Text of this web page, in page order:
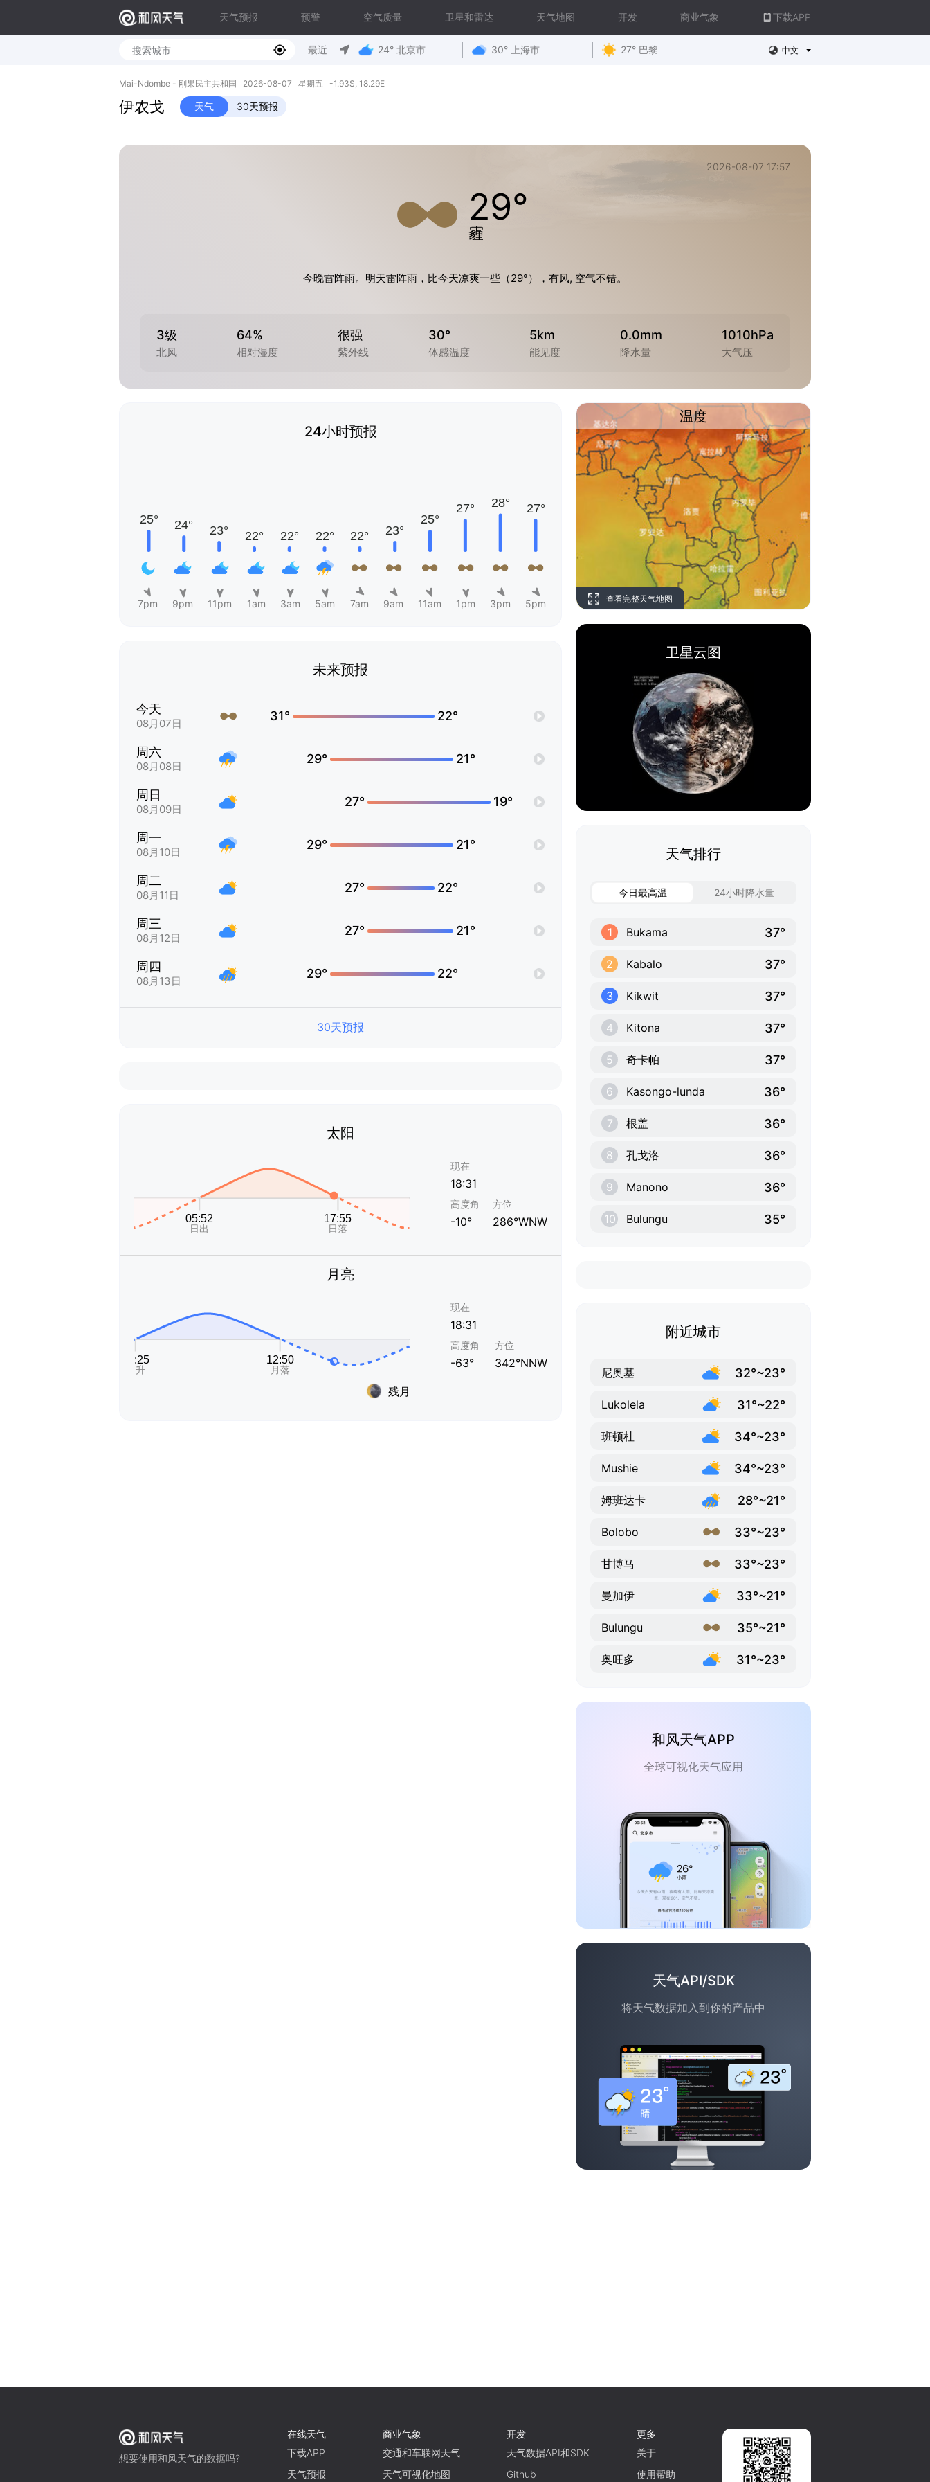
天气预报 预警 空气质量 卫星和雷达 天气地图 开发 商业气象 下载APP
最近 24° 北京市 30° 上海市 27° 巴黎 中文
Mai-Ndombe - 刚果民主共和国 2026-08-07 星期五 -1.93S, 18.29E
伊农戈 天气 30天预报
2026-08-07 17:57
29°
霾
今晚雷阵雨。明天雷阵雨，比今天凉爽一些（29°），有风, 空气不错。
3级
北风
64%
相对湿度
很强
紫外线
30°
体感温度
5km
能见度
0.0mm
降水量
1010hPa
大气压
24小时预报
7pm 9pm 11pm 1am 3am 5am 7am 9am 11am 1pm 3pm 5pm
未来预报
今天
08月07日
31° 22°
周六
08月08日
29° 21°
周日
08月09日
27° 19°
周一
08月10日
29° 21°
周二
08月11日
27° 22°
周三
08月12日
27° 21°
周四
08月13日
29° 22°
30天预报
太阳
现在
18:31
高度角
-10°
方位
286°WNW
月亮
残月
现在
18:31
高度角
-63°
方位
342°NNW
温度
查看完整天气地图
卫星云图
天气排行
今日最高温 24小时降水量
1 Bukama 37°
2 Kabalo 37°
3 Kikwit 37°
4 Kitona 37°
5 奇卡帕 37°
6 Kasongo-lunda 36°
7 根盖 36°
8 孔戈洛 36°
9 Manono 36°
10 Bulungu 35°
附近城市
尼奥基 32°~23°
Lukolela 31°~22°
班顿杜 34°~23°
Mushie 34°~23°
姆班达卡 28°~21°
Bolobo 33°~23°
甘博马 33°~23°
曼加伊 33°~21°
Bulungu 35°~21°
奥旺多 31°~23°
和风天气APP
全球可视化天气应用
天气API/SDK
将天气数据加入到你的产品中
想要使用和风天气的数据吗?
在线天气
下载APP
天气预报
商业气象
交通和车联网天气
天气可视化地图
开发
天气数据API和SDK
Github
更多
关于
使用帮助